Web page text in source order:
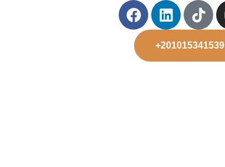
201015341539+